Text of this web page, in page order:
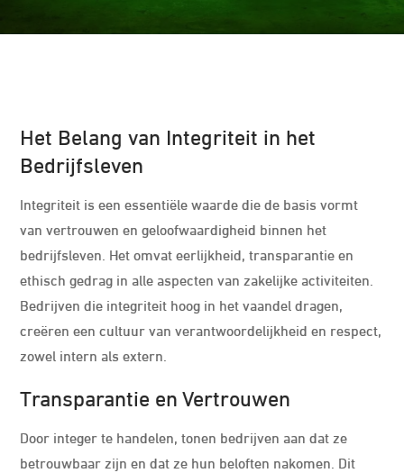
Het Belang van Integriteit in het
Bedrijfsleven
Integriteit is een essentiële waarde die de basis vormt
van vertrouwen en geloofwaardigheid binnen het
bedrijfsleven. Het omvat eerlijkheid, transparantie en
ethisch gedrag in alle aspecten van zakelijke activiteiten.
Bedrijven die integriteit hoog in het vaandel dragen,
creëren een cultuur van verantwoordelijkheid en respect,
zowel intern als extern.
Transparantie en Vertrouwen
Door integer te handelen, tonen bedrijven aan dat ze
betrouwbaar zijn en dat ze hun beloften nakomen. Dit